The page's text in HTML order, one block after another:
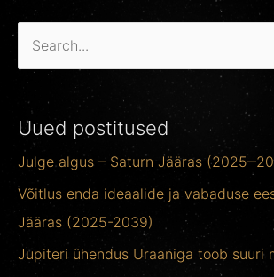
i
:
Uued postitused
Julge algus – Saturn Jääras
Võitlus enda ideaalide ja vabaduse
Jääras (2025-2039)
Jupiteri ühendus Uraaniga toob suuri